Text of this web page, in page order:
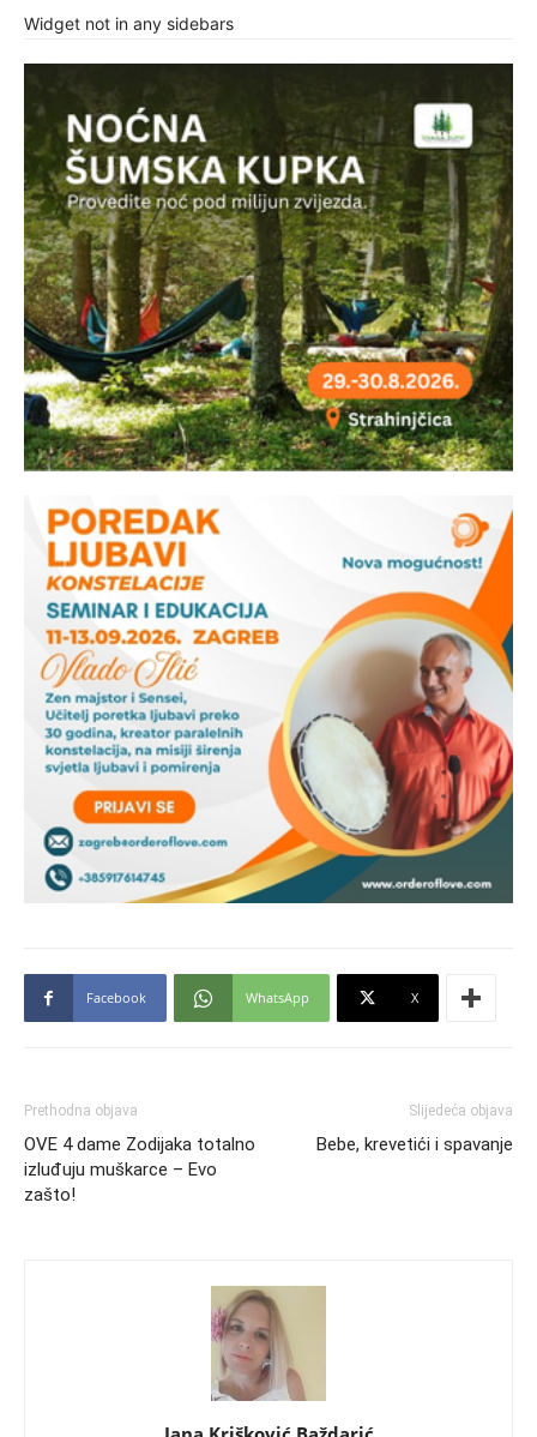
Widget not in any sidebars
Facebook WhatsApp X
Prethodna objava
OVE 4 dame Zodijaka totalno
izluđuju muškarce – Evo
zašto!
Slijedeća objava
Bebe, krevetići i spavanje